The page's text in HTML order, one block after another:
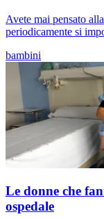
Avete mai pensato
periodicamente si
bambini
Le donne che
ospedale